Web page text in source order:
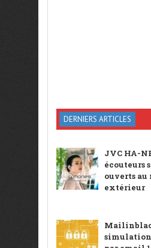
DERNIERS ARTICLES
JVC HA-
écouteurs
ouverts au
extérieur